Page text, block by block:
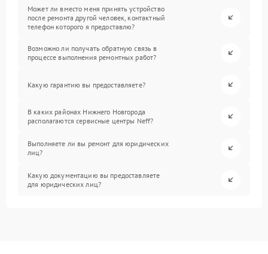
Может ли вместо меня принять устройство
после ремонта другой человек, контактный
телефон которого я предоставлю?
Возможно ли получать обратную связь в
процессе выполнения ремонтных работ?
Какую гарантию вы предоставляете?
В каких районах Нижнего Новгорода
располагаются сервисные центры Neff?
Выполняете ли вы ремонт для юридических
лиц?
Какую документацию вы предоставляете
для юридических лиц?